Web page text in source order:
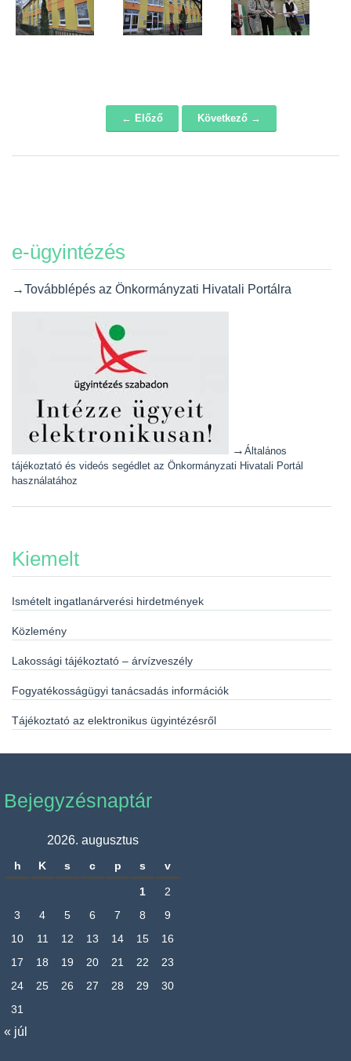
← Előző Következő →
e-ügyintézés
→Továbblépés az Önkormányzati Hivatali Portálra
→ Általános
tájékoztató és videós segédlet az Önkormányzati Hivatali Portál
használatához
Kiemelt
Ismételt ingatlanárverési hirdetmények
Közlemény
Lakossági tájékoztató – árvízveszély
Fogyatékosságügyi tanácsadás információk
Tájékoztató az elektronikus ügyintézésről
Bejegyzésnaptár
2026. augusztus
h K s c p s v
1
2
3
4 5 6 7 8
9
10
11 12 13 14 15
16
17
18 19 20 21 22
23
24
25 26 27 28 29
30
31
« júl